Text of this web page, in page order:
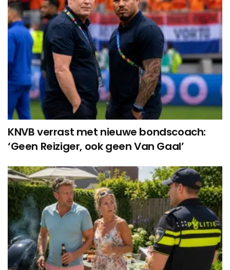
KNVB verrast met nieuwe bondscoach:
‘Geen Reiziger, ook geen Van Gaal’